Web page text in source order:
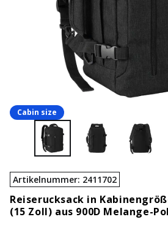
Cabin size
Artikelnummer: 2411702
Reiserucksack in
(15 Zoll) aus 900D Melange-